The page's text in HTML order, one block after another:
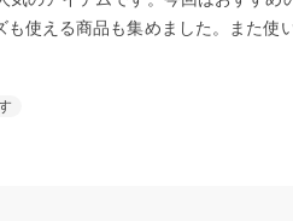
使える商品も集めました。また使